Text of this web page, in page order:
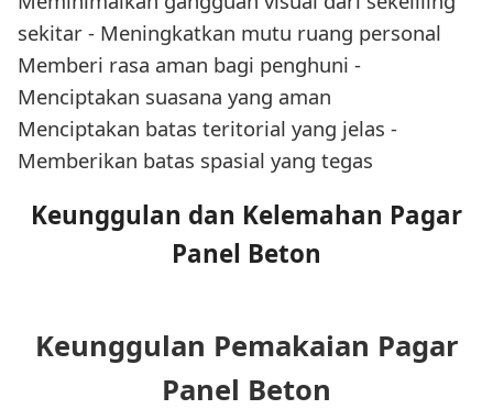
sekitar - Meningkatkan mutu ruang personal
Memberi rasa aman bagi penghuni -
Menciptakan suasana yang aman
Menciptakan batas teritorial yang jelas -
Memberikan batas spasial yang tegas
Keunggulan dan Kelemahan Pagar
Panel Beton
Keunggulan Pemakaian Pagar
Panel Beton